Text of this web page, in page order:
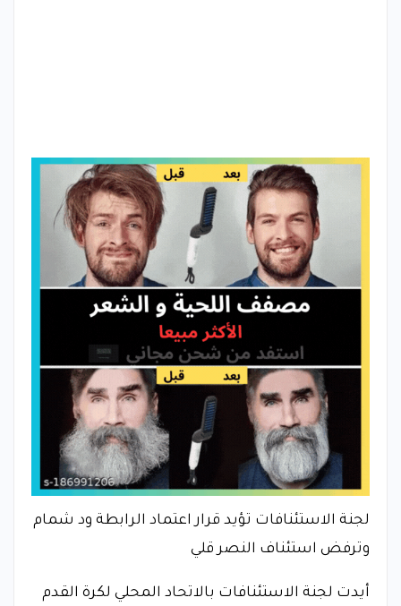
لجنة الاستئنافات تؤيد قرار اعتماد الرابطة ود شمام
وترفض استئناف النصر قلي
أيدت لجنة الاستئنافات بالاتحاد المحلي لكرة القدم